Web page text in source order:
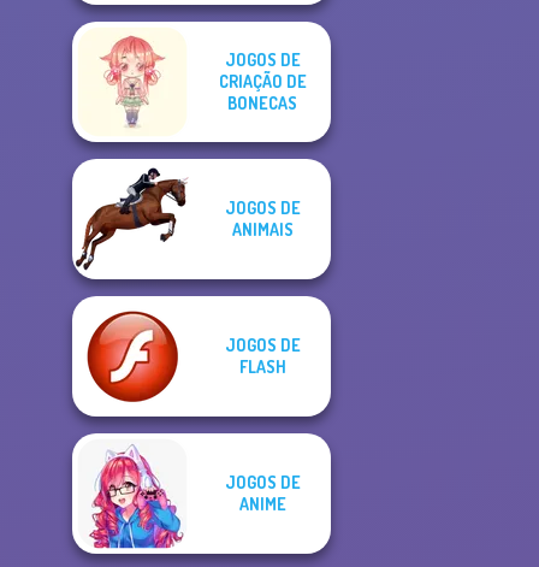
JOGOS DE
CRIAÇÃO DE
BONECAS
JOGOS DE
ANIMAIS
JOGOS DE
FLASH
JOGOS DE
ANIME